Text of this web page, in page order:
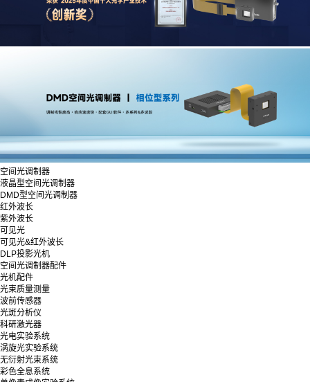
空间光调制器
液晶型空间光调制器
DMD型空间光调制器
红外波长
紫外波长
可见光
可见光&红外波长
DLP投影光机
空间光调制器配件
光机配件
光束质量测量
波前传感器
光斑分析仪
科研激光器
光电实验系统
涡旋光实验系统
无衍射光束系统
彩色全息系统